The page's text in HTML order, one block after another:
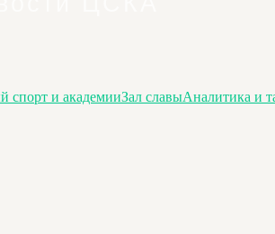
спорт и академииЗал славыАналитика и